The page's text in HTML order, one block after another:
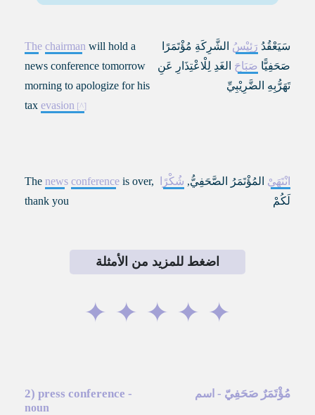
سَيَعْقُدُ رَئِيْسُ الشَّرِكَةِ مُؤْتَمَرًا
صَحَفِيًّا صَبَاحَ الغَدِ لِلْاعْتِذَارِ عَنِ
تَهَرُّبِهِ الضَّرِيْبِيِّ
The chairman will hold a
news conference tomorrow
morning to apologize for his
tax evasion
انْتَهَىْ المُؤْتَمَرُ الصَّحَفِيُّ, شُكْرًا
لَكُمْ
The news conference is over,
thank you
اضغط للمزيد من الأمثلة
✦
✦
✦
✦
✦
مُؤْتَمَرٌ صَحَفِيّ - اسم 2) press conference -
noun